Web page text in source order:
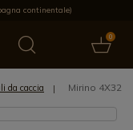
continentale)
0
Marche
da caccia Mirino 4X32